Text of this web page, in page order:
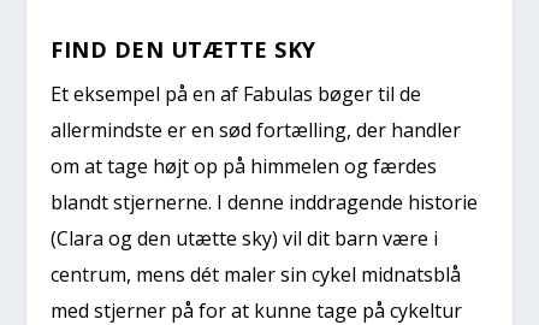
FIND DEN UTÆTTE SKY
Et eksempel på en af Fabulas bøger til de
allermindste er en sød fortælling, der handler
om at tage højt op på himmelen og færdes
blandt stjernerne. I denne inddragende historie
(Clara og den utætte sky) vil dit barn være i
centrum, mens dét maler sin cykel midnatsblå
med stjerner på for at kunne tage på cykeltur